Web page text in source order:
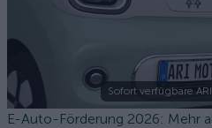
Sofort verfügbare
E-Auto-Förderung 2026: Mehr